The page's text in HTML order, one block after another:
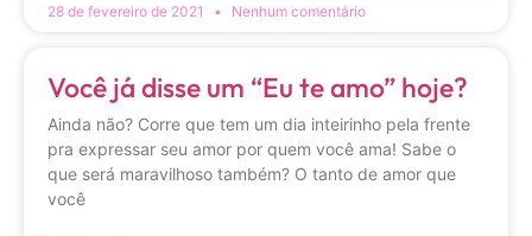
28 de fevereiro de 2021 Nenhum comentário
Você já disse um “Eu te amo” hoje?
Ainda não? Corre que tem um dia inteirinho pela frente
pra expressar seu amor por quem você ama! Sabe o
que será maravilhoso também? O tanto de amor que
você